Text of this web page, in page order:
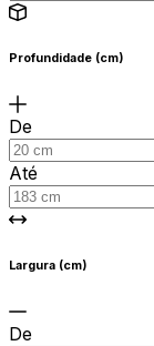
Profundidade (cm)
De
Até
Largura (cm)
De